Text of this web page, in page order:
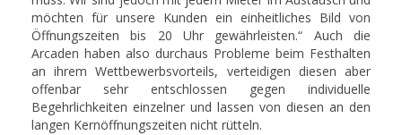
möchten für unsere Kunden ein einheitliches Bild von
Öffnungszeiten bis 20 Uhr gewährleisten.“ Auch die
Arcaden haben also durchaus Probleme beim Festhalten
an ihrem Wettbewerbsvorteils, verteidigen diesen aber
offenbar sehr entschlossen gegen individuelle
Begehrlichkeiten einzelner und lassen von diesen an den
langen Kernöffnungszeiten nicht rütteln.